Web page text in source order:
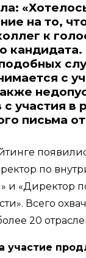
на то,
к
кандидата.
с
участия в
письма
по
и «Директор
Всего
20
участие